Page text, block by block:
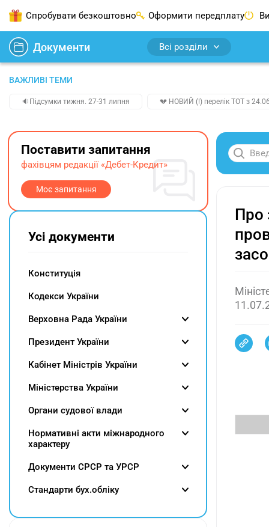
Спробувати безкоштовно Оформити передплату
Документи Всі розділи
ВАЖЛИВІ ТЕМИ
🔉Підсумки тижня. 27-31 липня 💔 НОВИЙ (!) перелік ТОТ з
Про
Поставити запитання
фахівцям редакції «Дебет-Кредит»
Моє запитання
Усі документи
Конституція
Кодекси України
Верховна Рада України
Президент України
Кабінет Міністрів України
Міністерства України
Органи судової влади
Нормативні акти міжнародного
характеру
Документи СРСР та УРСР
Cтандарти бух.обліку